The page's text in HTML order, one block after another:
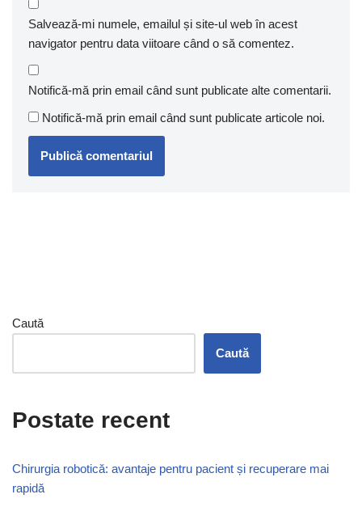
Salvează-mi numele, emailul și site-ul web în acest
navigator pentru data viitoare când o să comentez.
Notifică-mă prin email când sunt publicate alte comentarii.
Notifică-mă prin email când sunt publicate articole noi.
Caută
Caută
Postate recent
Chirurgia robotică: avantaje pentru pacient și recuperare mai
rapidă